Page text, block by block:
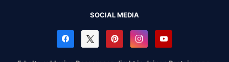
SOCIAL MEDIA